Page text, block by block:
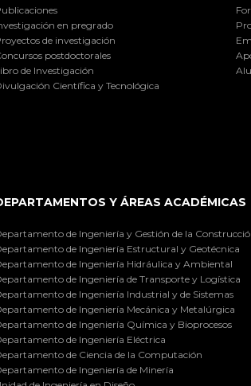
en pregrado
de investigación
postdoctorales
de Investigación
Científica y Tecnológica
Y ÁREAS ACADÉMICAS
de Ingeniería y Gestión de la
de Ingeniería Estructural y Geotécnica
de Ingeniería Hidráulica y Ambiental
de Ingeniería de Transporte y Logística
de Ingeniería Industrial y de Sistemas
de Ingeniería Mecánica y Metalúrgica
de Ingeniería Química y Bioprocesos
de Ingeniería Eléctrica
de Ciencia de la Computación
de Ingeniería de Minería